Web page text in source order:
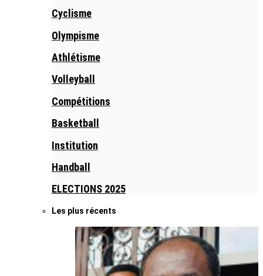
Cyclisme
Olympisme
Athlétisme
Volleyball
Compétitions
Basketball
Institution
Handball
ELECTIONS 2025
Les plus récents